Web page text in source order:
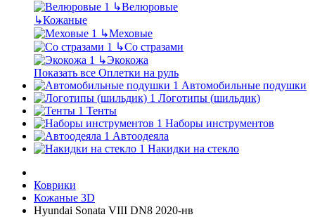
↳Велюровые
↳Кожаные
↳Меховые
↳Со стразами
↳Экокожа
Показать все Оплетки на руль
Автомобильные подушки
Логотипы (шильдик)
Тенты
Наборы инструментов
Автоодеяла
Накидки на стекло
Коврики
Кожаные 3D
Hyundai Sonata VIII DN8 2020-нв